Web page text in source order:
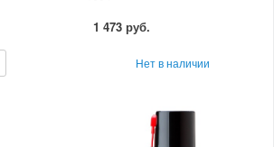
1 473 руб.
Нет в наличии